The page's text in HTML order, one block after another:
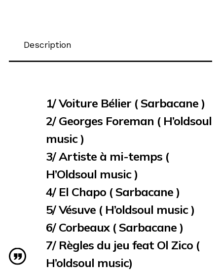
Description
1/ Voiture Bélier ( Sarbacane )
2/ Georges Foreman ( H’oldsoul
music )
3/ Artiste à mi-temps (
H’Oldsoul music )
4/ El Chapo ( Sarbacane )
5/ Vésuve ( H’oldsoul music )
6/ Corbeaux ( Sarbacane )
7/ Règles du jeu feat Ol Zico (
H’oldsoul music)